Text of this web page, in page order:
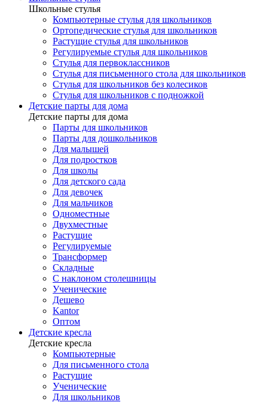
Школьные стулья
Компьютерные стулья для школьников
Ортопедические стулья для школьников
Растущие стулья для школьников
Регулируемые стулья для школьников
Стулья для первоклассников
Стулья для письменного стола для школьников
Стулья для школьников без колесиков
Стулья для школьников с подножкой
Детские парты для дома
Детские парты для дома
Парты для школьников
Парты для дошкольников
Для малышей
Для подростков
Для школы
Для детского сада
Для девочек
Для мальчиков
Одноместные
Двухместные
Растущие
Регулируемые
Трансформер
Складные
С наклоном столешницы
Ученические
Дешево
Kantor
Оптом
Детские кресла
Детские кресла
Компьютерные
Для письменного стола
Растущие
Ученические
Для школьников